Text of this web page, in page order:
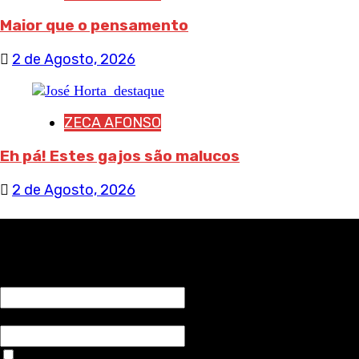
Maior que o pensamento
2 de Agosto, 2026
ZECA AFONSO
Eh pá! Estes gajos são malucos
2 de Agosto, 2026